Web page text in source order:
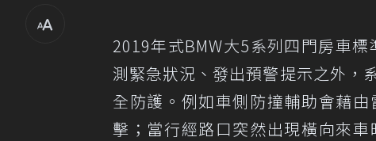
2019年式BMW大5系列四門房車
測緊急狀況、發出預警提示之外，
全防護。例如車側防撞輔助會藉
擊；當行經路口突然出現橫向來